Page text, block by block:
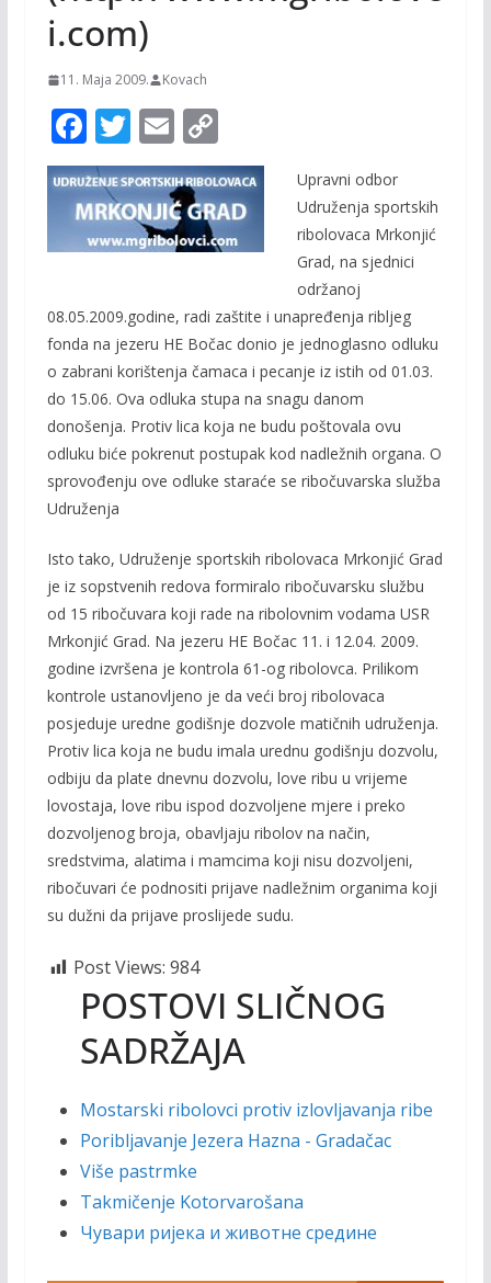
i.com)
11. Maja 2009. Kovach
F
ac
e
b
o
o
k
T
w
itt
er
E
m
ai
l
C
o
p
y
Li
n
k
Upravni odbor
Udruženja sportskih
ribolovaca Mrkonjić
Grad, na sjednici
održanoj
08.05.2009.godine, radi zaštite i unapređenja ribljeg
fonda na jezeru HE Bočac donio je jednoglasno odluku
o zabrani korištenja čamaca i pecanje iz istih od 01.03.
do 15.06. Ova odluka stupa na snagu danom
donošenja. Protiv lica koja ne budu poštovala ovu
odluku biće pokrenut postupak kod nadležnih organa. O
sprovođenju ove odluke staraće se ribočuvarska služba
Udruženja
Isto tako, Udruženje sportskih ribolovaca Mrkonjić Grad
je iz sopstvenih redova formiralo ribočuvarsku službu
od 15 ribočuvara koji rade na ribolovnim vodama USR
Mrkonjić Grad. Na jezeru HE Bočac 11. i 12.04. 2009.
godine izvršena je kontrola 61-og ribolovca. Prilikom
kontrole ustanovljeno je da veći broj ribolovaca
posjeduje uredne godišnje dozvole matičnih udruženja.
Protiv lica koja ne budu imala urednu godišnju dozvolu,
odbiju da plate dnevnu dozvolu, love ribu u vrijeme
lovostaja, love ribu ispod dozvoljene mjere i preko
dozvoljenog broja, obavljaju ribolov na način,
sredstvima, alatima i mamcima koji nisu dozvoljeni,
ribočuvari će podnositi prijave nadležnim organima koji
su dužni da prijave proslijede sudu.
Post Views: 984
POSTOVI SLIČNOG
SADRŽAJA
Mostarski ribolovci protiv izlovljavanja ribe
Poribljavanje Jezera Hazna - Gradačac
Više pastrmke
Takmičenje Kotorvarošana
Чувари ријека и животне средине